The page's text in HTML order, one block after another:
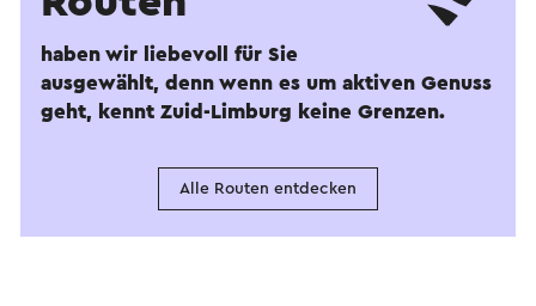
haben wir liebevoll für Sie
ausgewählt, denn wenn es um aktiven Genuss
geht, kennt Zuid-Limburg keine Grenzen.
Alle Routen entdecken